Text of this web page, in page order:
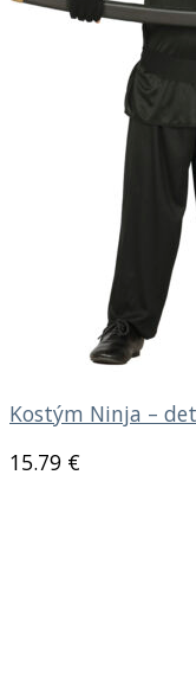
Kostým Ninja –
15.79 €